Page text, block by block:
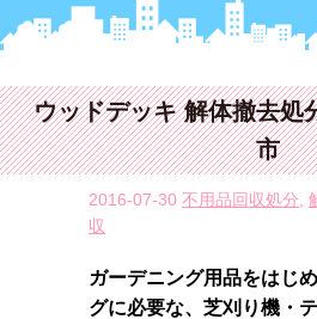
ウッドデッキ 解体撤去処
市
2016-07-30 不用品回収処分
収
ガーデニング用品をはじ
グに必要な、芝刈り機・